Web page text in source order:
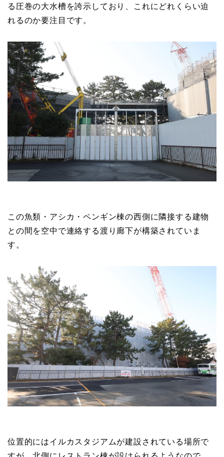
る圧巻の大水槽を誇示しており、これにどれくらい迫
れるのか要注目です。
この魚類・アシカ・ペンギン棟の西側に隣接する建物
との間を空中で連絡する渡り廊下が構築されていま
す。
位置的にはイルカスタジアムが建設されている場所で